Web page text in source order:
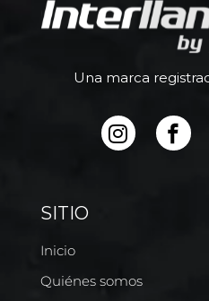
Una marca
SITIO
Inicio
Quiénes somos